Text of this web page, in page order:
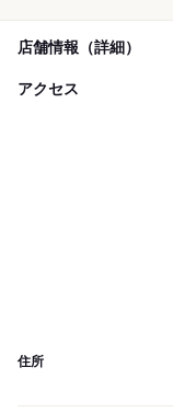
店舗情報（詳細）
アクセス
住所